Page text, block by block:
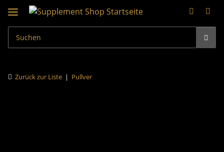
Zurück zur Liste Pullver